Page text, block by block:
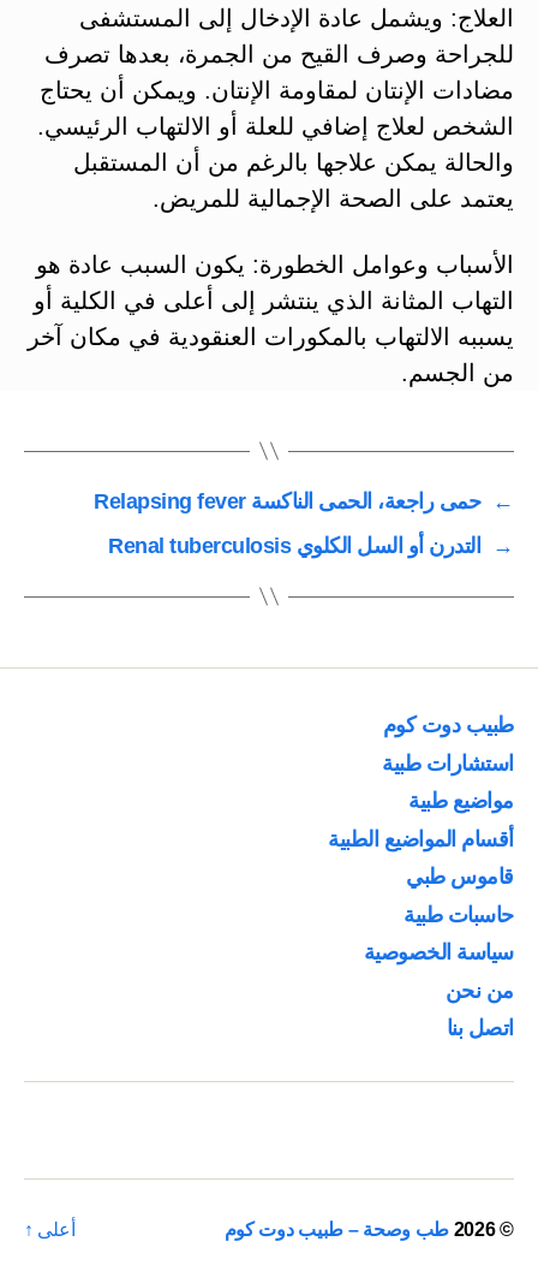
العلاج: ويشمل عادة الإدخال إلى المستشفى
للجراحة وصرف القيح من الجمرة، بعدها تصرف
مضادات الإنتان لمقاومة الإنتان. ويمكن أن يحتاج
الشخص لعلاج إضافي للعلة أو الالتهاب الرئيسي.
والحالة يمكن علاجها بالرغم من أن المستقبل
يعتمد على الصحة الإجمالية للمريض.
الأسباب وعوامل الخطورة: يكون السبب عادة هو
التهاب المثانة الذي ينتشر إلى أعلى في الكلية أو
يسببه الالتهاب بالمكورات العنقودية في مكان آخر
من الجسم.
←
حمى راجعة، الحمى الناكسة Relapsing fever
→
التدرن أو السل الكلوي Renal tuberculosis
طبيب دوت كوم
استشارات طبية
مواضيع طبية
أقسام المواضيع الطبية
قاموس طبي
حاسبات طبية
سياسة الخصوصية
من نحن
اتصل بنا
© 2026 طب وصحة – طبيب دوت كوم أعلى ↑